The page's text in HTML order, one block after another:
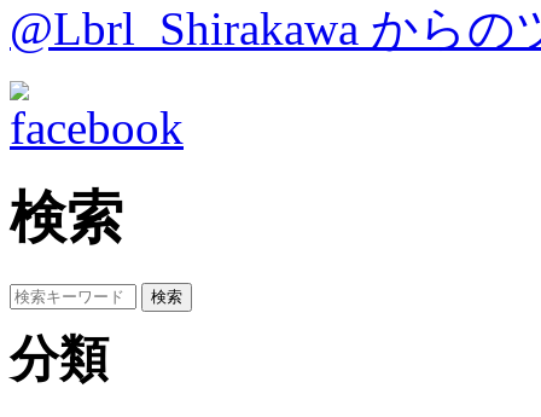
@Lbrl_Shirakawa からの
検索
分類